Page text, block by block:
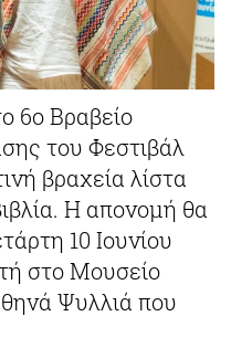
6ο Βραβείο
του Φεστιβάλ
βραχεία λίστα
Η απονομή θα
10 Ιουνίου
στο Μουσείο
Ψυλλιά που